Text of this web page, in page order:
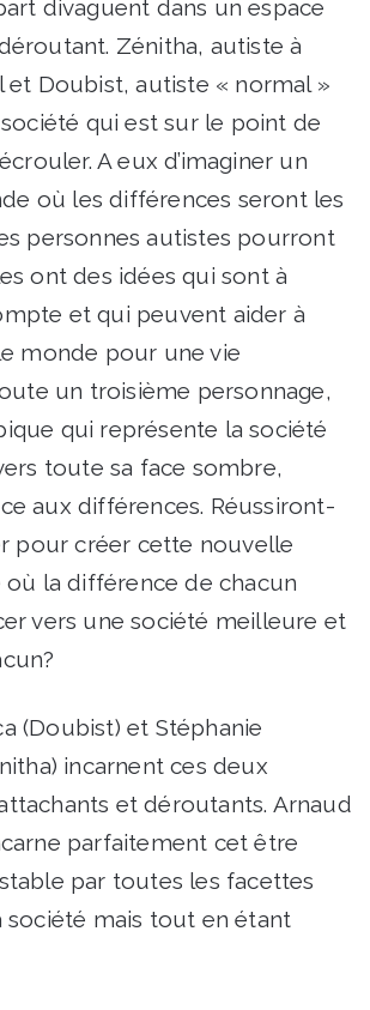
divaguent dans un espace
Zénitha, autiste à
Doubist, autiste « normal »
qui est sur le point de
A eux d’imaginer un
où les différences seront les
personnes autistes pourront
ont des idées qui sont à
et qui peuvent aider à
monde pour une vie
un troisième personnage,
qui représente la société
toute sa face sombre,
aux différences. Réussiront-
pour créer cette nouvelle
où la différence de chacun
vers une société meilleure et
(Doubist) et Stéphanie
incarnent ces deux
et déroutants. Arnaud
parfaitement cet être
par toutes les facettes
société mais tout en étant